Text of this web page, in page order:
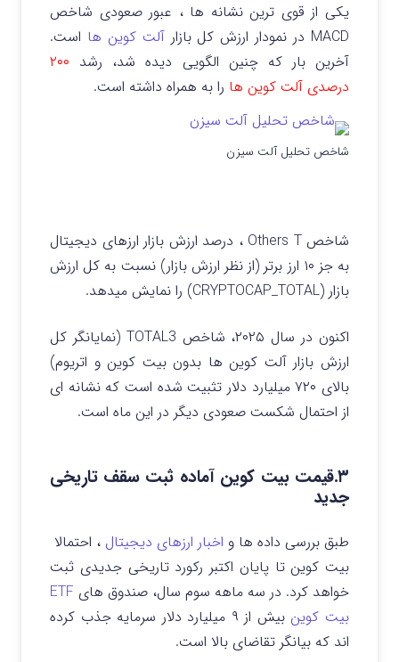
یکی از قوی ترین نشانه ها ، عبور صعودی شاخص
MACD در نمودار ارزش کل بازار
آلت کوین ها است.
آخرین بار که چنین الگویی دیده شد، رشد ۲۰۰
درصدی آلت کوین ها را به همراه داشته است.
شاخص تحلیل آلت سیزن
شاخص Others T ، درصد ارزش بازار ارزهای دیجیتال
به‌ جز ۱۰ ارز برتر (از نظر ارزش بازار) نسبت به کل ارزش
بازار (CRYPTOCAP_TOTAL) را نمایش میدهد.
اکنون در سال ۲۰۲۵، شاخص TOTAL3 (نمایانگر کل
ارزش بازار آلت کوین ها بدون بیت کوین و اتریوم)
بالای ۷۲۰ میلیارد دلار تثبیت شده است که نشانه ای
از احتمال شکست صعودی دیگر در این ماه است.
۳.قیمت بیت کوین آماده ثبت سقف تاریخی
جدید
طبق بررسی داده ها و اخبار ارزهای دیجیتال ، احتمالا
بیت کوین تا پایان اکتبر رکورد تاریخی جدیدی ثبت
خواهد کرد. در سه ماهه سوم سال، صندوق های ETF
بیت کوین
بیش از ۹ میلیارد دلار سرمایه جذب کرده
اند که بیانگر تقاضای بالا است.